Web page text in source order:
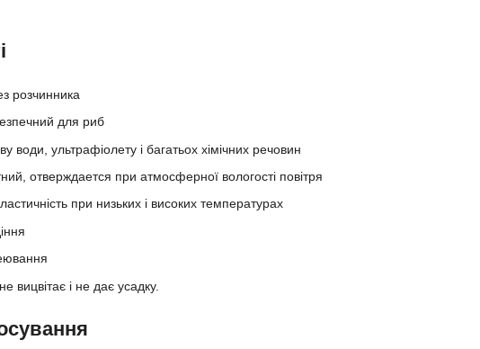
розчинника
для риб
води, ультрафіолету і багатьох хімічних речовин
отверждается при атмосферної вологості повітря
при низьких і високих температурах
вицвітає і не дає усадку.